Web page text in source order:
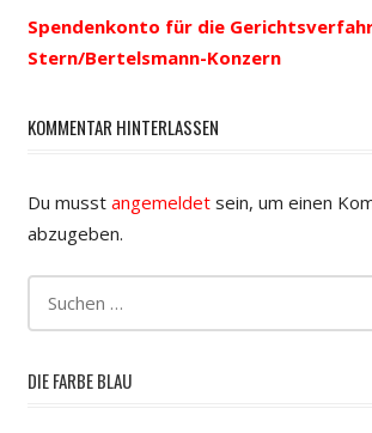
Spendenkonto für die
Stern/Bertelsmann-Konzern
KOMMENTAR HINTERLASSEN
Du musst angemeldetsein, um einen
abzugeben.
DIE FARBE BLAU